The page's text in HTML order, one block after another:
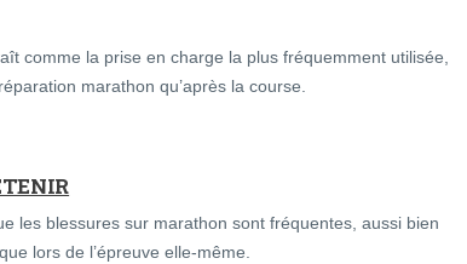
comme la prise en charge la plus fréquemment utilisée,
marathon qu’après la course.
les blessures sur marathon sont fréquentes, aussi bien
lors de l’épreuve elle-même.